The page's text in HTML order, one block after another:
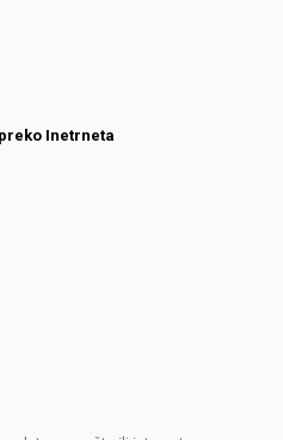
Inetrneta